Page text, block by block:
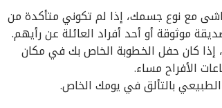
مع نوع جسمك، إذا لم تكوني متأكدة من
موثوقة أو أحد أفراد العائلة عن رأيهم.
إذا كان حفل الخطوبة الخاص بك في مكان
الأفراح مساء.
بالتألق في يومك الخاص.